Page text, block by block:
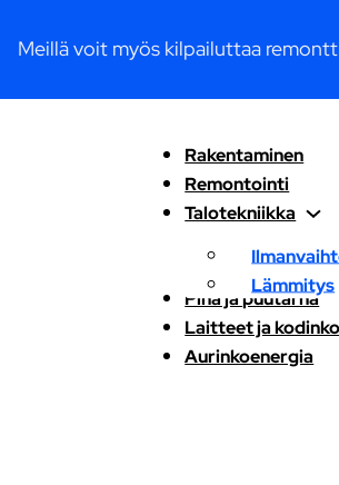
Meillä voit myös kilpailuttaa
Rakentaminen
Remontointi
Talotekniikka
Lämmitys
Piha ja puutarha
Laitteet ja
Aurinkoenergia